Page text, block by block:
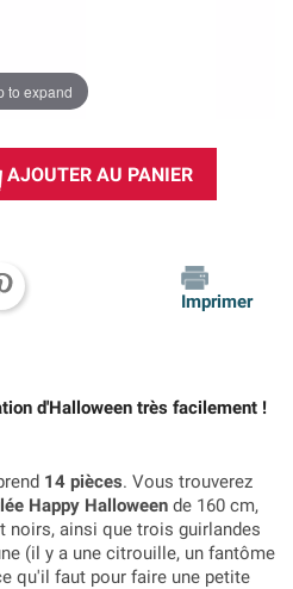
to expand
AJOUTER AU PANIER
Imprimer
d'Halloween très facilement !
14 pièces. Vous trouverez
Happy Halloween de 160 cm,
noirs, ainsi que trois guirlandes
(il y a une citrouille, un fantôme
qu'il faut pour faire une petite